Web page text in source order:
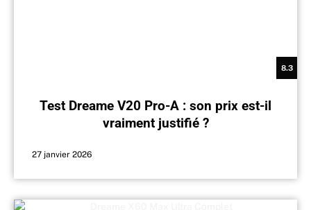
8.3
Test Dreame V20 Pro-A : son prix est-il
vraiment justifié ?
27 janvier 2026